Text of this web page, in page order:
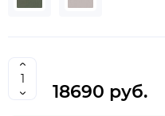
18690 руб.